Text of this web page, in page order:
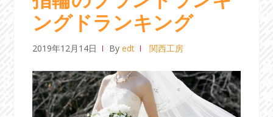
ングドランキング
2019年12月14日 Byedt 関西工房